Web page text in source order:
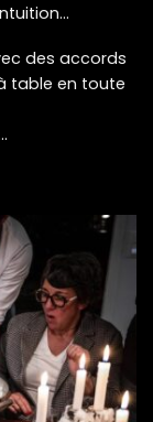
des accords
table en toute